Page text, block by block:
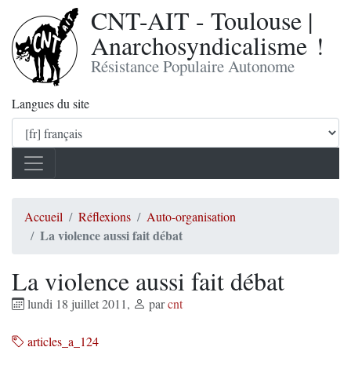
CNT-AIT - Toulouse |
Anarchosyndicalisme !
Résistance Populaire Autonome
Langues du site
Accueil Réflexions Auto-organisation
La violence aussi fait débat
La violence aussi fait débat
lundi 18 juillet 2011, parcnt
articles_a_124